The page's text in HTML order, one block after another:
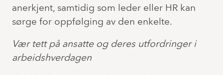
anerkjent, samtidig som leder eller HR kan
sørge for oppfølging av den enkelte.
Vær tett på ansatte og deres utfordringer i
arbeidshverdagen